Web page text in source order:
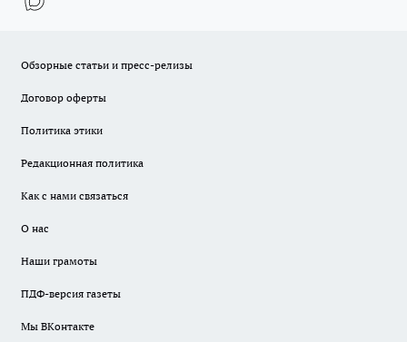
Обзорные статьи и пресс-релизы
Договор оферты
Политика этики
Редакционная политика
Как с нами связаться
О нас
Наши грамоты
ПДФ-версия газеты
Мы ВКонтакте